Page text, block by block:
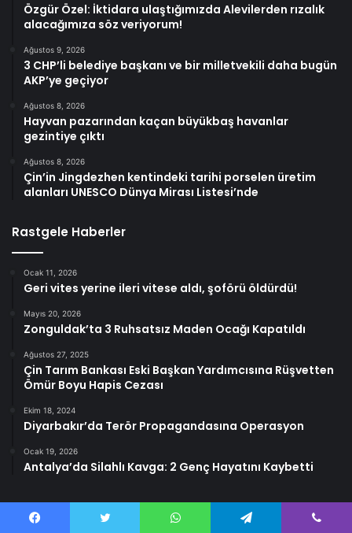
Özgür Özel: İktidara ulaştığımızda Alevilerden rızalık
alacağımıza söz veriyorum!
Ağustos 9, 2026
3 CHP’li belediye başkanı ve bir milletvekili daha bugün
AKP’ye geçiyor
Ağustos 8, 2026
Hayvan pazarından kaçan büyükbaş havanlar
gezintiye çıktı
Ağustos 8, 2026
Çin’in Jingdezhen kentindeki tarihi porselen üretim
alanları UNESCO Dünya Mirası Listesi’nde
Rastgele Haberler
Ocak 11, 2026
Geri vites yerine ileri vitese aldı, şoförü öldürdü!
Mayıs 20, 2026
Zonguldak’ta 3 Ruhsatsız Maden Ocağı Kapatıldı
Ağustos 27, 2025
Çin Tarım Bankası Eski Başkan Yardımcısına Rüşvetten
Ömür Boyu Hapis Cezası
Ekim 18, 2024
Diyarbakır’da Terör Propagandasına Operasyon
Ocak 19, 2026
Antalya’da Silahlı Kavga: 2 Genç Hayatını Kaybetti